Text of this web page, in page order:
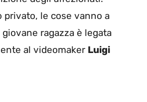
privato, le cose vanno a
ragazza è legata
al videomaker Luigi